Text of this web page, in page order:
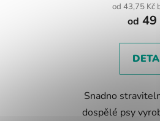
od 43,75 Kč
od 49
Snadno
dospělé psy